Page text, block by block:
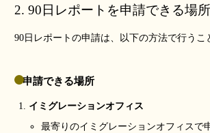
2. 90日レポートを申請できる場
90日レポートの申請は、以下の方法で行うこ
申請できる場所
イミグレーションオフィス
最寄りのイミグレーションオフィスで